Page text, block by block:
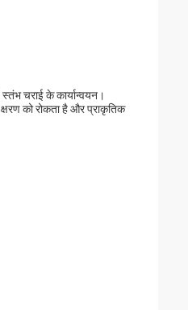
स्तंभ चराई के कार्यान्वयन।
को रोकता है और प्राकृतिक